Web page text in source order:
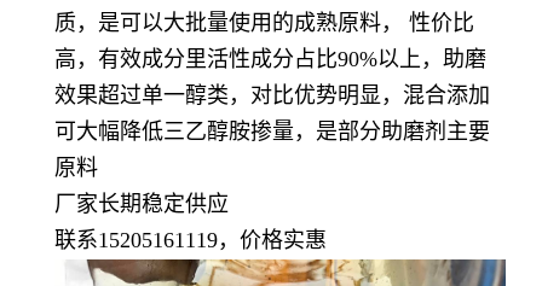
质，是可以大批量使用的成熟原料， 性价比
高，有效成分里活性成分占比90%以上，助磨
效果超过单一醇类，对比优势明显，混合添加
可大幅降低三乙醇胺掺量，是部分助磨剂主要
原料
厂家长期稳定供应
联系15205161119，价格实惠